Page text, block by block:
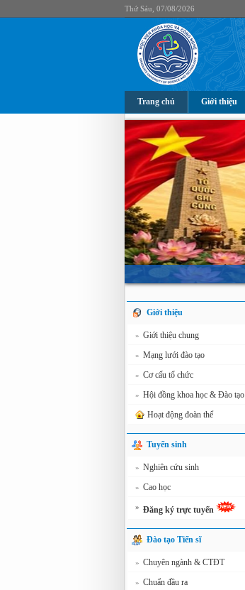
Thứ Sáu, 07/08/2026
Trang chủ Giới thiệu
Giới thiệu
» Giới thiệu chung
» Mạng lưới đào tạo
» Cơ cấu tổ chức
» Hội đồng khoa học & Đào tạo
Hoạt động đoàn thể
Tuyển sinh
» Nghiên cứu sinh
» Cao học
» Đăng ký trực tuyến
Đào tạo Tiến sĩ
» Chuyên ngành & CTĐT
» Chuẩn đầu ra